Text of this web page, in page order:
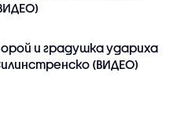
и градушка удариха
(ВИДЕО)